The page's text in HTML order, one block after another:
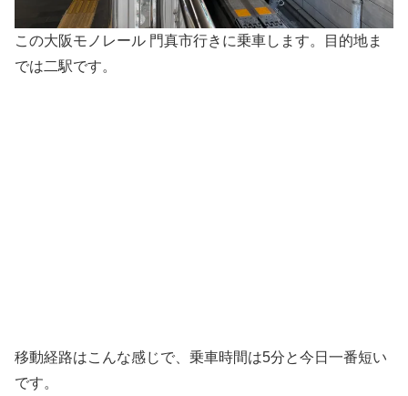
この大阪モノレール 門真市行きに乗車します。目的地ま
では二駅です。
移動経路はこんな感じで、乗車時間は5分と今日一番短い
です。